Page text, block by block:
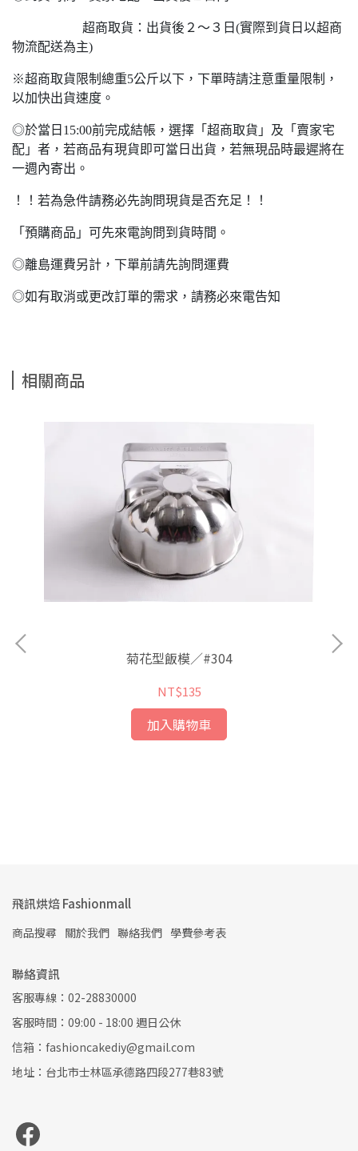
超商取貨：出貨後２～３日(實際到貨日以超商
物流配送為主)
※超商取貨限制總重5公斤以下，下單時請注意重量限制，
以加快出貨速度。
◎於當日15:00前完成結帳，選擇「超商取貨」及「賣家宅
配」者，若商品有現貨即可當日出貨，若無現品時最遲將在
一週內寄出。
！！若為急件請務必先詢問現貨是否充足！！
「預購商品」可先來電詢問到貨時間。
◎離島運費另計，下單前請先詢問運費
◎如有取消或更改訂單的需求，請務必來電告知
相關商品
菊花型飯模／#304
NT$135
加入購物車
飛訊烘焙 Fashionmall
商品搜尋 關於我們 聯絡我們 學費參考表
聯絡資訊
客服專線：02-28830000
客服時間：09:00 - 18:00 週日公休
信箱：fashioncakediy@gmail.com
地址：台北市士林區承德路四段277巷83號